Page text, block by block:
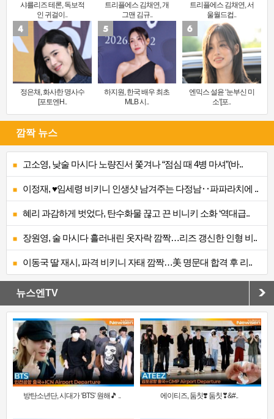
샤를리즈 테론, 독보적
인 귀걸이..
트리플에스 김채연, 개
그맨 김규..
트리플에스 김채연, 서
울월드컵..
정은채, 화사한 명사수
[포토엔H..
하지원, 한국 배우 최초
MLB 시..
엔믹스 설윤 ‘눈부신 미
소’[포..
깜짝 뉴스
고소영, 낮술 마시다 노량진서 쫓겨나 “점심 때 4병 마셔”(바..
이정재, ♥임세령 비키니 인생샷 남겨주는 다정남‥파파라치에 ..
혜리 과감하게 벗었다, 탄수화물 끊고 끈 비니키 소화 ‘역대급..
장원영, 술 마시다 흘러내린 옷자락 깜짝…리즈 갱신한 인형 비..
이동국 딸 재시, 파격 비키니 자태 깜짝…美 명문대 합격 후 리..
뉴스엔TV
방탄소년단, 시대가 ‘BTS’ 원해🎵 .. 에이티즈, 둠칫❣️ 둠칫❣&#..